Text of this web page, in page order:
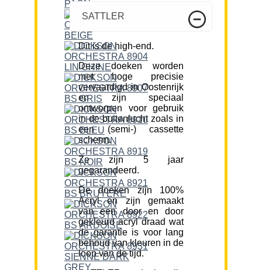
SATTLER
Dit is de high-end.
Deze doeken worden
met hoge precisie
vervaardigd in Oostenrijk
en zijn speciaal
ontworpen voor gebruik
in de buitenlucht zoals in
een (semi-) cassette
scherm.
Ze zijn 5 jaar
gegarandeerd.
De doeken zijn 100%
Acryl en zijn gemaakt
van een door en door
gekleurd acryl draad wat
de garantie is voor lang
behoud van kleuren in de
loop van de tijd.